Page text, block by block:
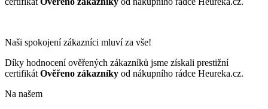
Naši spokojení zákazníci mluví za vše!
Díky hodnocení ověřených zákazníků jsme získali prestižní
certifikát Ověřeno zákazníky od nákupního rádce Heureka.cz.
Na našem